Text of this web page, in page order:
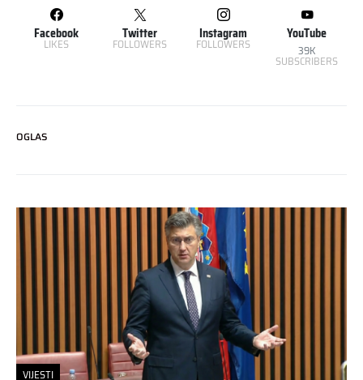
Facebook
LIKES
Twitter
FOLLOWERS
Instagram
FOLLOWERS
YouTube
39K
SUBSCRIBERS
OGLAS
VIJESTI